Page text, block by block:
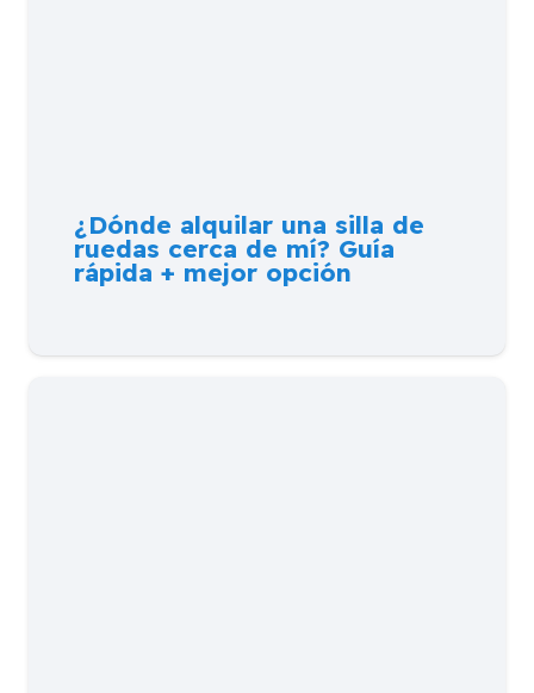
¿Dónde alquilar una silla de
ruedas cerca de mí? Guía
rápida + mejor opción